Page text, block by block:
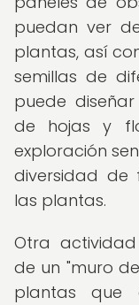
puedan ver
plantas, así
semillas de
puede
de hojas y
exploración
diversidad de
las plantas.
Otra
de un "muro
plantas que